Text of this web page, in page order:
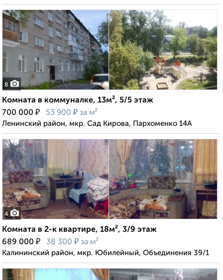
8
Комната в коммуналке, 13м², 5/5 этаж
700 000 ₽ 53 900 ₽ за м²
Ленинский район, мкр. Сад Кирова, Пархоменко 14А
4
Комната в 2-к квартире, 18м², 3/9 этаж
689 000 ₽ 38 300 ₽ за м²
Калининский район, мкр. Юбилейный, Объединения 39/1